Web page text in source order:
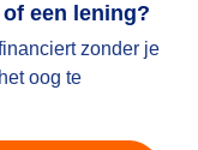
een lening?
zonder je
oog te